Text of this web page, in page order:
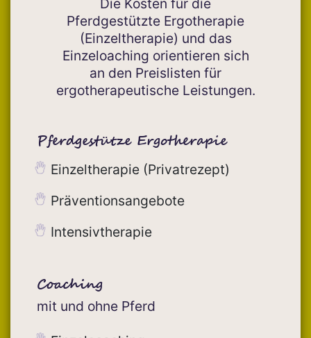
Die Kosten für die
Pferdgestützte Ergotherapie
(Einzeltherapie) und das
Einzeloaching orientieren sich
an den Preislisten für
ergotherapeutische Leistungen.
Pferdgestütze Ergotherapie
Einzeltherapie (Privatrezept)
Präventionsangebote
Intensivtherapie
Coaching
mit und ohne Pferd